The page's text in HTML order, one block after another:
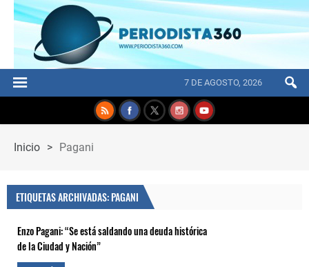
7 DE AGOSTO, 2026
Inicio > Pagani
ETIQUETAS ARCHIVADAS: PAGANI
Enzo Pagani: “Se está saldando una deuda histórica
de la Ciudad y Nación”